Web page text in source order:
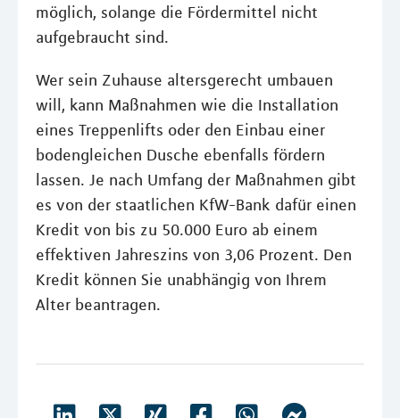
möglich, solange die Fördermittel nicht
aufgebraucht sind.
Wer sein Zuhause altersgerecht umbauen
will, kann Maßnahmen wie die Installation
eines Treppenlifts oder den Einbau einer
bodengleichen Dusche ebenfalls fördern
lassen. Je nach Umfang der Maßnahmen gibt
es von der staatlichen KfW-Bank dafür einen
Kredit von bis zu 50.000 Euro ab einem
effektiven Jahreszins von 3,06 Prozent. Den
Kredit können Sie unabhängig von Ihrem
Alter beantragen.